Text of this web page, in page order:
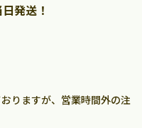
発送！
りますが、営業時間外の注